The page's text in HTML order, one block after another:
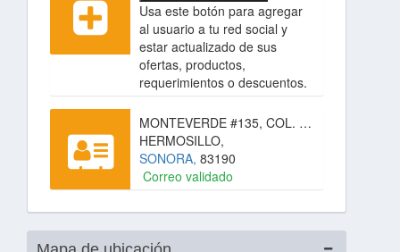
Usa este botón para agregar
al usuario a tu red social y
estar actualizado de sus
ofertas, productos,
requerimientos o descuentos.
MONTEVERDE #135, COL. SAN BENITO,
HERMOSILLO,
SONORA, 83190
Correo validado